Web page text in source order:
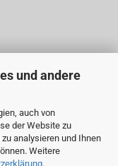
und andere
auch von
der Website zu
analysieren und Ihnen
Weitere
.